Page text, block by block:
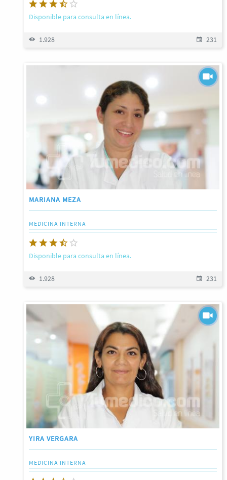
Disponible para consulta en línea.
1.928 231
MARIANA MEZA
MEDICINA INTERNA
Disponible para consulta en línea.
1.928 231
YIRA VERGARA
MEDICINA INTERNA